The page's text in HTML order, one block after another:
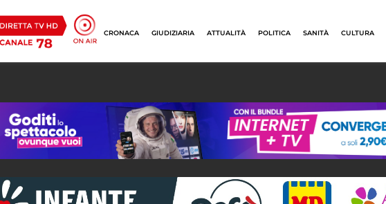
CRONACA GIUDIZIARIA ATTUALITÀ POLITICA SANITÀ CULTURA